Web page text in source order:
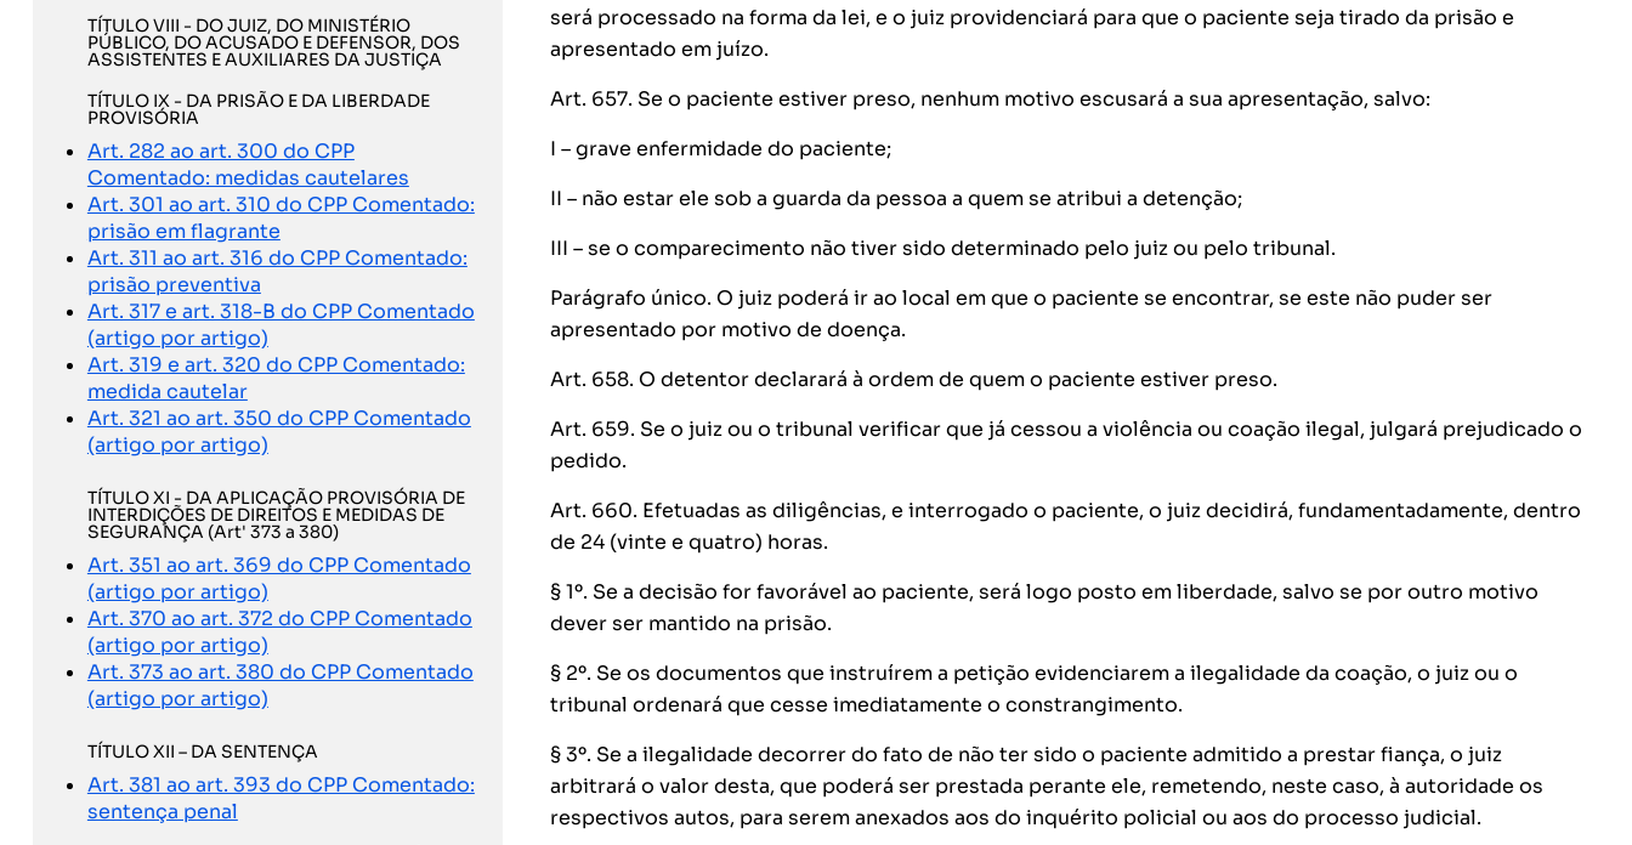
TÍTULO VIII - DO JUIZ, DO MINISTÉRIO
PÚBLICO, DO ACUSADO E DEFENSOR, DOS
ASSISTENTES E AUXILIARES DA JUSTIÇA
TÍTULO IX - DA PRISÃO E DA LIBERDADE
PROVISÓRIA
Art. 282 ao art. 300 do CPP
Comentado: medidas cautelares
Art. 301 ao art. 310 do CPP Comentado:
prisão em flagrante
Art. 311 ao art. 316 do CPP Comentado:
prisão preventiva
Art. 317 e art. 318-B do CPP Comentado
(artigo por artigo)
Art. 319 e art. 320 do CPP Comentado:
medida cautelar
Art. 321 ao art. 350 do CPP Comentado
(artigo por artigo)
TÍTULO XI - DA APLICAÇÃO PROVISÓRIA DE
INTERDIÇÕES DE DIREITOS E MEDIDAS DE
SEGURANÇA (Art' 373 a 380)
Art. 351 ao art. 369 do CPP Comentado
(artigo por artigo)
Art. 370 ao art. 372 do CPP Comentado
(artigo por artigo)
Art. 373 ao art. 380 do CPP Comentado
(artigo por artigo)
TÍTULO XII – DA SENTENÇA
Art. 381 ao art. 393 do CPP Comentado:
sentença penal
será processado na forma da lei, e o juiz providenciará para que o paciente seja tirado da prisão e
apresentado em juízo.
Art. 657. Se o paciente estiver preso, nenhum motivo escusará a sua apresentação, salvo:
I – grave enfermidade do paciente;
II – não estar ele sob a guarda da pessoa a quem se atribui a detenção;
III – se o comparecimento não tiver sido determinado pelo juiz ou pelo tribunal.
Parágrafo único. O juiz poderá ir ao local em que o paciente se encontrar, se este não puder ser
apresentado por motivo de doença.
Art. 658. O detentor declarará à ordem de quem o paciente estiver preso.
Art. 659. Se o juiz ou o tribunal verificar que já cessou a violência ou coação ilegal, julgará prejudicado o
pedido.
Art. 660. Efetuadas as diligências, e interrogado o paciente, o juiz decidirá, fundamentadamente, dentro
de 24 (vinte e quatro) horas.
§ 1º. Se a decisão for favorável ao paciente, será logo posto em liberdade, salvo se por outro motivo
dever ser mantido na prisão.
§ 2º. Se os documentos que instruírem a petição evidenciarem a ilegalidade da coação, o juiz ou o
tribunal ordenará que cesse imediatamente o constrangimento.
§ 3º. Se a ilegalidade decorrer do fato de não ter sido o paciente admitido a prestar fiança, o juiz
arbitrará o valor desta, que poderá ser prestada perante ele, remetendo, neste caso, à autoridade os
respectivos autos, para serem anexados aos do inquérito policial ou aos do processo judicial.